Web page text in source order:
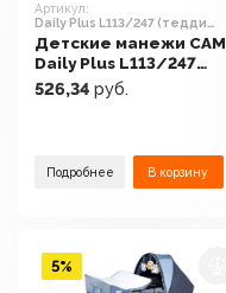
Артикул:
Daily Plus L113/247 (тедди
серый)
Детские манежи CAM
Daily Plus L113/247
(тедди серый)
526,34 руб.
Подробнее В корзину
5%